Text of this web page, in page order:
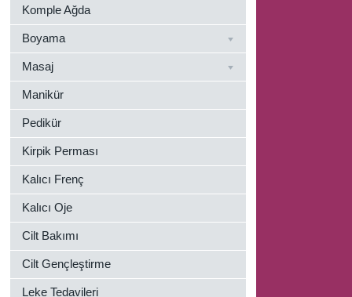
Komple Ağda
Boyama
Masaj
Manikür
Pedikür
Kirpik Perması
Kalıcı Frenç
Kalıcı Oje
Cilt Bakımı
Cilt Gençleştirme
Leke Tedavileri